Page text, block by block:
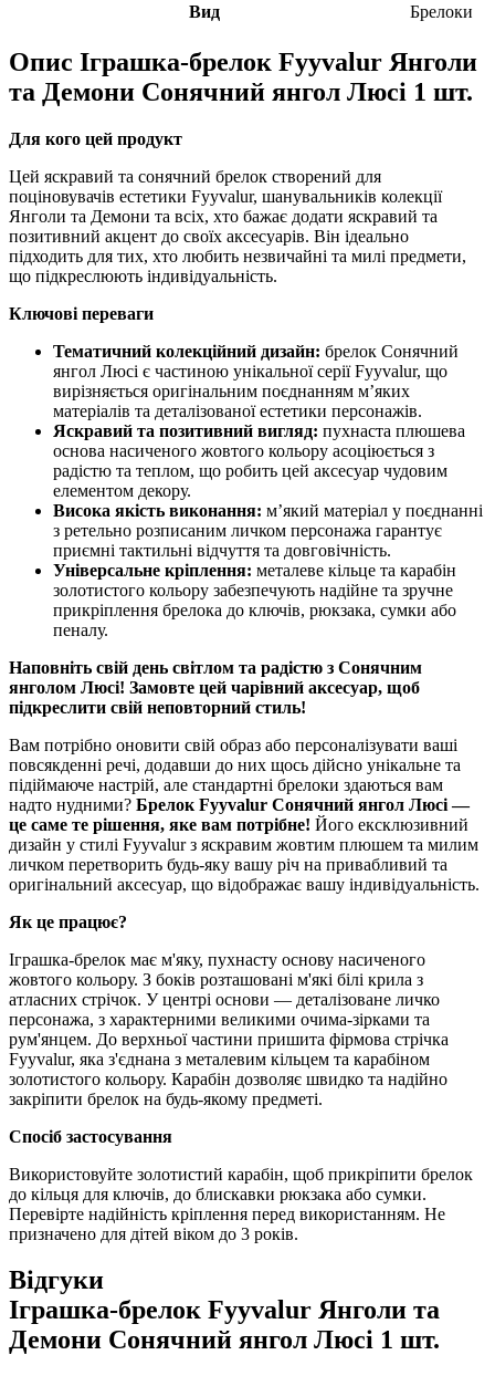
Вид
Брелоки
Опис Іграшка-брелок Fyyvalur Янголи
та Демони Сонячний янгол Люсі 1 шт.
Для кого цей продукт
Цей яскравий та сонячний брелок створений для
поціновувачів естетики Fyyvalur, шанувальників колекції
Янголи та Демони та всіх, хто бажає додати яскравий та
позитивний акцент до своїх аксесуарів. Він ідеально
підходить для тих, хто любить незвичайні та милі предмети,
що підкреслюють індивідуальність.
Ключові переваги
Тематичний колекційний дизайн: брелок Сонячний
янгол Люсі є частиною унікальної серії Fyyvalur, що
вирізняється оригінальним поєднанням м’яких
матеріалів та деталізованої естетики персонажів.
Яскравий та позитивний вигляд: пухнаста плюшева
основа насиченого жовтого кольору асоціюється з
радістю та теплом, що робить цей аксесуар чудовим
елементом декору.
Висока якість виконання: м’який матеріал у поєднанні
з ретельно розписаним личком персонажа гарантує
приємні тактильні відчуття та довговічність.
Універсальне кріплення: металеве кільце та карабін
золотистого кольору забезпечують надійне та зручне
прикріплення брелока до ключів, рюкзака, сумки або
пеналу.
Наповніть свій день світлом та радістю з Сонячним
янголом Люсі! Замовте цей чарівний аксесуар, щоб
підкреслити свій неповторний стиль!
Вам потрібно оновити свій образ або персоналізувати ваші
повсякденні речі, додавши до них щось дійсно унікальне та
підіймаюче настрій, але стандартні брелоки здаються вам
надто нудними? Брелок Fyyvalur Сонячний янгол Люсі —
це саме те рішення, яке вам потрібне! Його ексклюзивний
дизайн у стилі Fyyvalur з яскравим жовтим плюшем та милим
личком перетворить будь-яку вашу річ на привабливий та
оригінальний аксесуар, що відображає вашу індивідуальність.
Як це працює?
Іграшка-брелок має м'яку, пухнасту основу насиченого
жовтого кольору. З боків розташовані м'які білі крила з
атласних стрічок. У центрі основи — деталізоване личко
персонажа, з характерними великими очима-зірками та
рум'янцем. До верхньої частини пришита фірмова стрічка
Fyyvalur, яка з'єднана з металевим кільцем та карабіном
золотистого кольору. Карабін дозволяє швидко та надійно
закріпити брелок на будь-якому предметі.
Спосіб застосування
Використовуйте золотистий карабін, щоб прикріпити брелок
до кільця для ключів, до блискавки рюкзака або сумки.
Перевірте надійність кріплення перед використанням. Не
призначено для дітей віком до 3 років.
Відгуки
Іграшка-брелок Fyyvalur Янголи та
Демони Сонячний янгол Люсі 1 шт.